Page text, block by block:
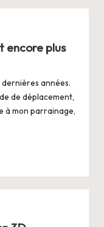
encore plus
années.
de déplacement,
à mon parrainage,